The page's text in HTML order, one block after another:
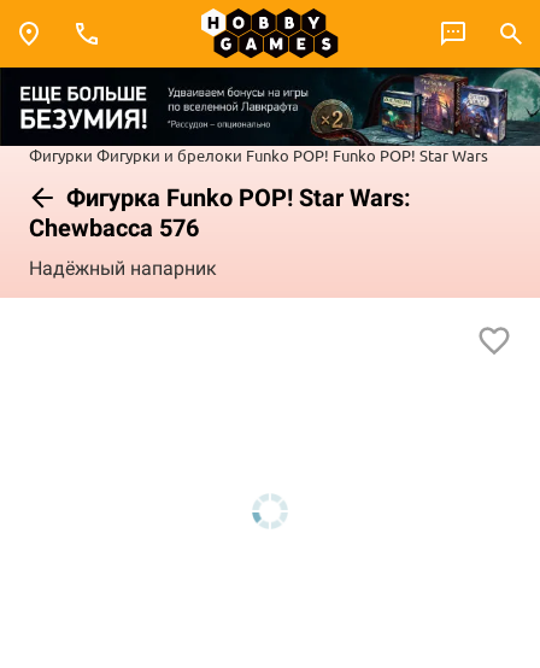
Фигурки Фигурки и брелоки Funko POP! Funko POP! Star Wars
Фигурка Funko POP! Star Wars:
Chewbacca 576
Надёжный напарник